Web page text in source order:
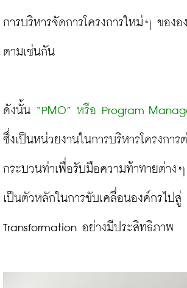
การบริหารจัดการโครงการใหม่ๆ ของ
ตามเช่นกัน
ดังนั้น “PMO” หรือ Program
ซึ่งเป็นหน่วยงานในการบริหารโครงกา
กระบวนท่าเพื่อรับมือความท้าทายต่าง
เป็นตัวหลักในการขับเคลื่อนองค์กรไปสู่
Transformation อย่างมีประสิทธิภาพ